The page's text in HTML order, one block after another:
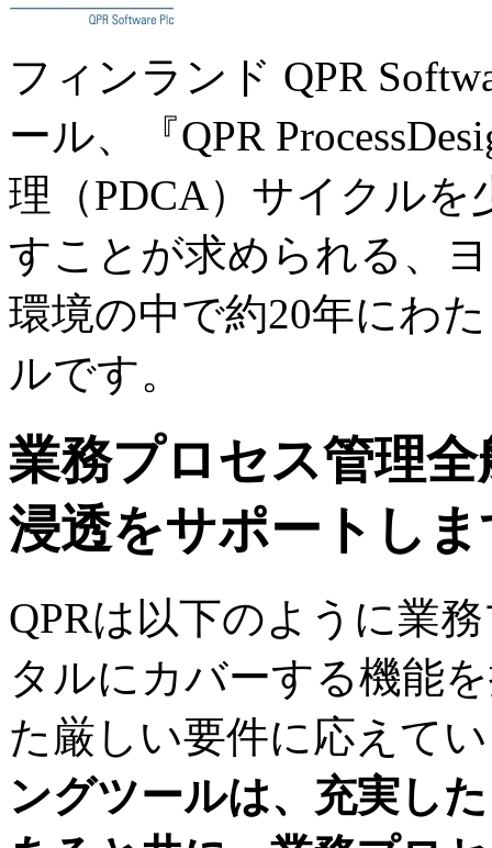
フィンランド QPR
ール、『QPR
理（PDCA）サイクル
すことが求められる、
環境の中で約20年にわ
ルです。
業務プロセス管理
浸透をサポートしま
QPRは以下のように業
タルにカバーする機能
た厳しい要件に応えて
ングツールは、充実し